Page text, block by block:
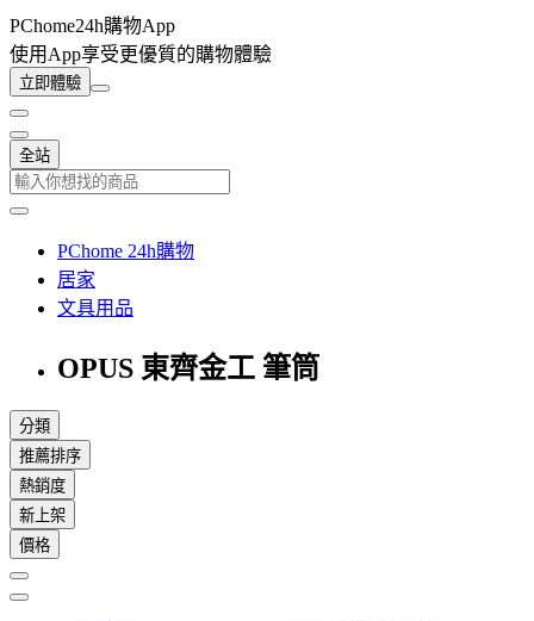
PChome24h購物App
使用App享受更優質的購物體驗
立即體驗
全站
PChome 24h購物
居家
文具用品
OPUS 東齊金工 筆筒
分類
推薦排序
熱銷度
新上架
價格